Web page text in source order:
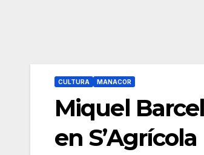
CULTURA MANACOR
Miquel
en S’Agrícola